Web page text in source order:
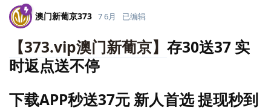
澳门新葡京373 7 6月 已编辑
【373.vip澳门新葡京】 存30送37 实
时返点送不停
下载APP秒送37元 新人首选 提现秒到